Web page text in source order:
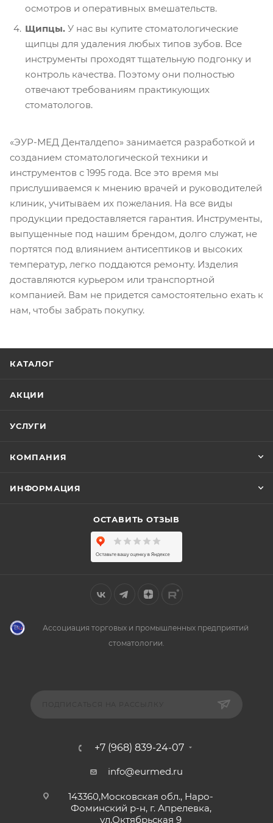
осмотров и оперативных вмешательств.
Щипцы. У нас вы купите стоматологические
щипцы для удаления любых типов зубов. Все
инструменты проходят тщательную подгонку и
контроль качества. Поэтому они полностью
отвечают требованиям практикующих
стоматологов.
«ЭУР-МЕД Денталдепо» занимается разработкой и
созданием стоматологической техники и
инструментов с 1995 года. Все это время мы
прислушиваемся к мнению врачей и руководителей
клиник, учитываем их пожелания. На все виды
продукции предоставляется гарантия. Инструменты,
выпущенные под нашим брендом, долго служат, не
портятся под влиянием антисептиков и высоких
температур, легко поддаются ремонту. Изделия
доставляются курьером или транспортной
компанией. Вам не придется самостоятельно ехать к
нам, чтобы забрать покупку.
КАТАЛОГ
АКЦИИ
УСЛУГИ
КОМПАНИЯ
ИНФОРМАЦИЯ
ОСТАВИТЬ ОТЗЫВ
Ассоциация торговых и промышленных предприятий
стоматологии.
+7 (968) 839-24-07
info@eurmed.ru
143360,Московская обл., Наро-
Фоминский р-н, г. Апрелевка,
ул.Октябрьская 9